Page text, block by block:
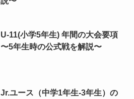
U-11(小学5年生) 年間の大会要項
〜5年生時の公式戦を解説〜
Jr.ユース（中学1年生-3年生）の